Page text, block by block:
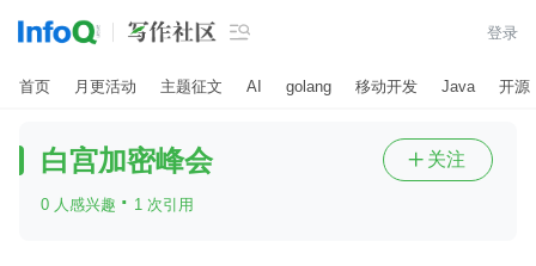
 登录
首页 月更活动 主题征文 AI golang 移动开发 Java 开源
白宫加密峰会
0 人感兴趣 · 1 次引用
 关注